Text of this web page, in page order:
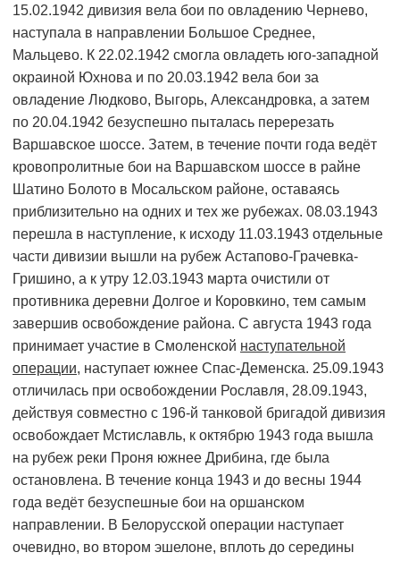
15.02.1942 дивизия вела бои по овладению Чернево,
наступала в направлении Большое Среднее,
Мальцево. К 22.02.1942 смогла овладеть юго-западной
окраиной Юхнова и по 20.03.1942 вела бои за
овладение Людково, Выгорь, Александровка, а затем
по 20.04.1942 безуспешно пыталась перерезать
Варшавское шоссе. Затем, в течение почти года ведёт
кровопролитные бои на Варшавском шоссе в райне
Шатино Болото в Мосальском районе, оставаясь
приблизительно на одних и тех же рубежах. 08.03.1943
перешла в наступление, к исходу 11.03.1943 отдельные
части дивизии вышли на рубеж Астапово-Грачевка-
Гришино, а к утру 12.03.1943 марта очистили от
противника деревни Долгое и Коровкино, тем самым
завершив освобождение района. С августа 1943 года
принимает участие в Смоленской наступательной
операции, наступает южнее Спас-Деменска. 25.09.1943
отличилась при освобождении Рославля, 28.09.1943,
действуя совместно с 196-й танковой бригадой дивизия
освобождает Мстиславль, к октябрю 1943 года вышла
на рубеж реки Проня южнее Дрибина, где была
остановлена. В течение конца 1943 и до весны 1944
года ведёт безуспешные бои на оршанском
направлении. В Белорусской операции наступает
очевидно, во втором эшелоне, вплоть до середины